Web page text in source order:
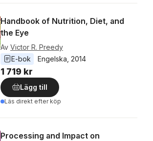
Handbook of Nutrition, Diet, and
the Eye
Av Victor R. Preedy
E-bok
Engelska 2014
1 719 kr
Lägg till
Läs direkt efter köp
Processing and Impact on